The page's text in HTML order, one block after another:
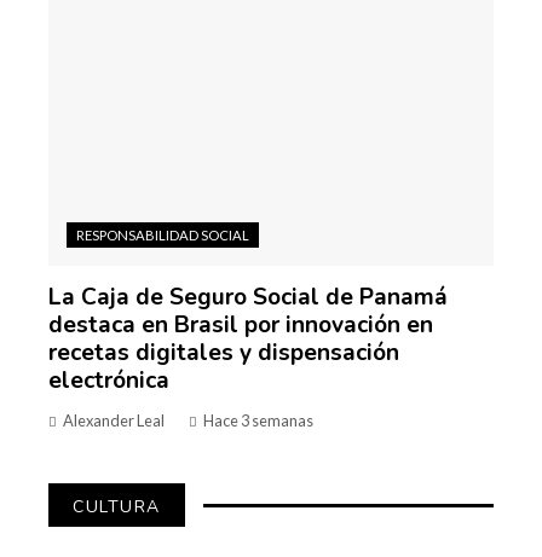
RESPONSABILIDAD SOCIAL
La Caja de Seguro Social de Panamá
destaca en Brasil por innovación en
recetas digitales y dispensación
electrónica
Alexander Leal Hace 3 semanas
CULTURA